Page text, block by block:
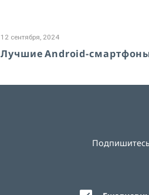
12 сентября, 2024
Лучшие Android-